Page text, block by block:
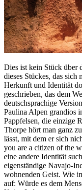
Dies ist kein Stück über
dieses Stückes, das
Herkunft und Identität
geschrieben, das dem
deutschsprachige
Paulina Alpen grandios
Pappfelsen, die einzige
Thorpe hört man ganz
lässt, mit dem er sich
you are a citizen of the
eine andere Identität
eigenständige Navajo-
wohnenden Geist. Wie
auf: Würde es dem